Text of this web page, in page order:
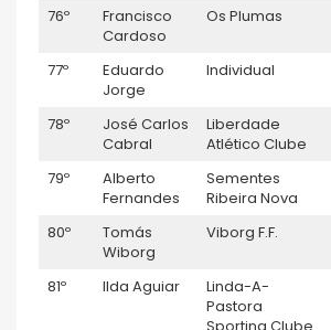
76º
Francisco
Cardoso
Os Plumas
77º
Eduardo
Jorge
Individual
78º
José Carlos
Cabral
Liberdade
Atlético Clube
79º
Alberto
Fernandes
Sementes
Ribeira Nova
80º
Tomás
Wiborg
Viborg F.F.
81º Ilda Aguiar
Linda-A-
Pastora